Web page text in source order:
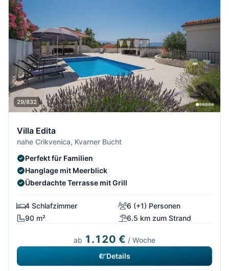
29/832
Villa Edita
nahe Crikvenica, Kvarner Bucht
Perfekt für Familien
Hanglage mit Meerblick
Überdachte Terrasse mit Grill
4 Schlafzimmer
6 (+1) Personen
90 m²
6.5 km zum Strand
ab 1.120 € / Woche
Details